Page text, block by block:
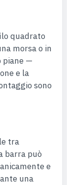
quadrato
morsa o in
piane —
e la
sono
tra
barra può
e
una